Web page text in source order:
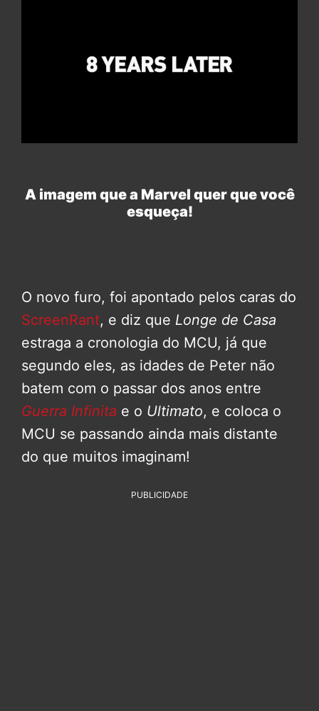
A imagem que a Marvel quer que você
esqueça!
O novo furo, foi apontado pelos caras do
ScreenRant, e diz que Longe de Casa
estraga a cronologia do MCU, já que
segundo eles, as idades de Peter não
batem com o passar dos anos entre
Guerra Infinita e o Ultimato, e coloca o
MCU se passando ainda mais distante
do que muitos imaginam!
PUBLICIDADE